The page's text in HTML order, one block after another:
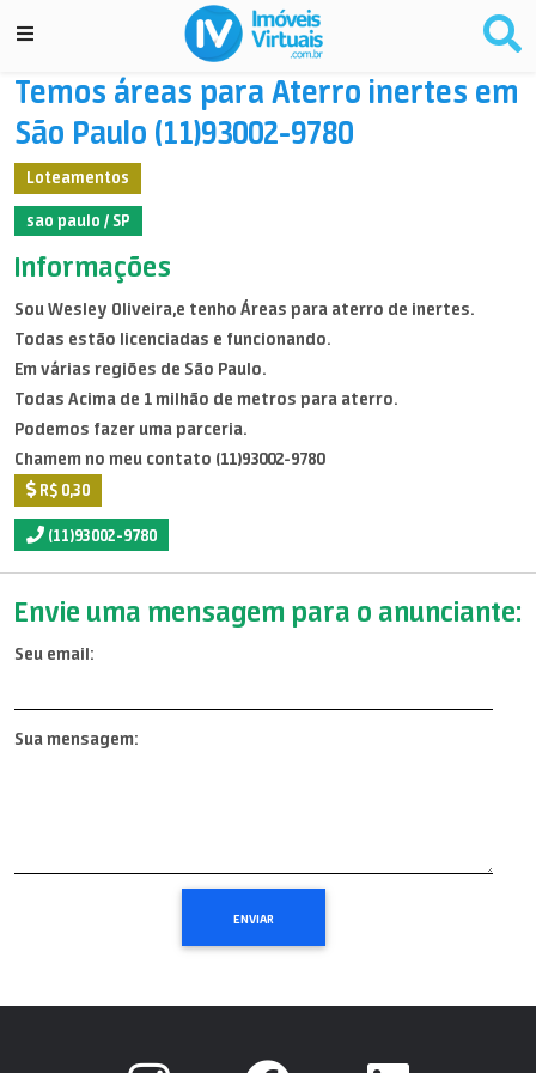
Temos áreas para Aterro inertes em
São Paulo (11)93002-9780
Loteamentos
sao paulo / SP
Informações
Sou Wesley Oliveira,e tenho Áreas para aterro de inertes.
Todas estão licenciadas e funcionando.
Em várias regiões de São Paulo.
Todas Acima de 1 milhão de metros para aterro.
Podemos fazer uma parceria.
Chamem no meu contato (11)93002-9780
R$ 0,30
(11)93002-9780
Envie uma mensagem para o anunciante:
Seu email:
Sua mensagem: